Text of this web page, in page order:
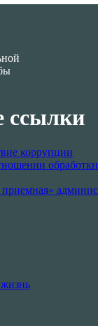
ссылки
коррупции